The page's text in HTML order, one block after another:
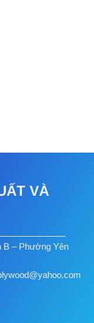
VÀ
– Phường Yên